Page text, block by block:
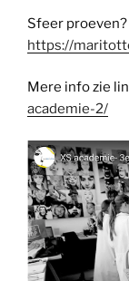
Sfeer
https://
Mere info zie
academie-2/